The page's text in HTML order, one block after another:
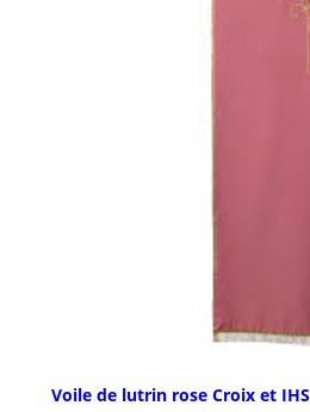
Voile de lutrin rose Croix et IHS